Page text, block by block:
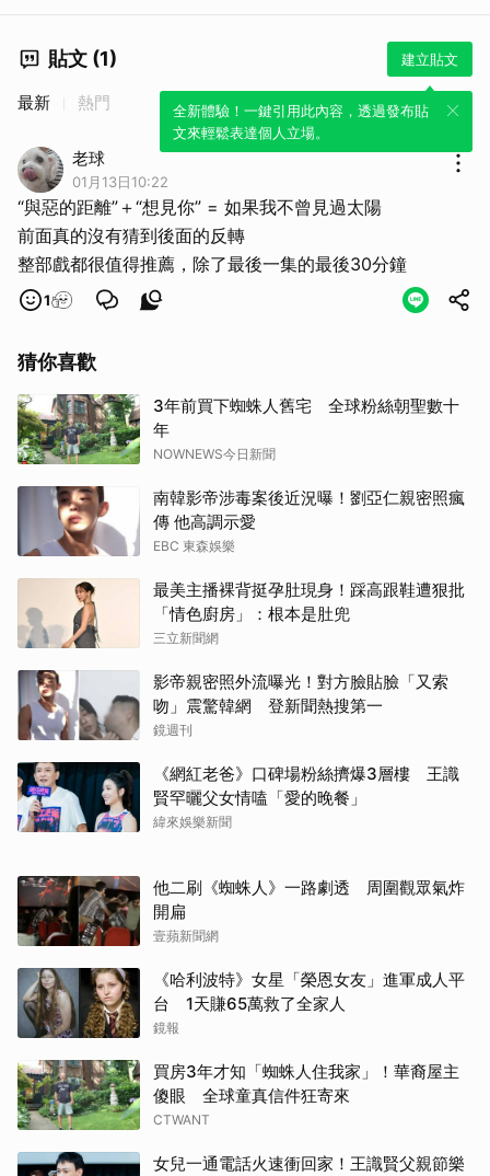
貼文 (1) 建立貼文
全新體驗！一鍵引用此內容，透過發布貼
文來輕鬆表達個人立場。
最新 熱門
老球
01月13日10:22
“與惡的距離”＋“想見你” = 如果我不曾見過太陽
前面真的沒有猜到後面的反轉
整部戲都很值得推薦，除了最後一集的最後30分鐘
1
猜你喜歡
3年前買下蜘蛛人舊宅 全球粉絲朝聖數十
年
NOWNEWS今日新聞
南韓影帝涉毒案後近況曝！劉亞仁親密照瘋
傳 他高調示愛
EBC 東森娛樂
最美主播裸背挺孕肚現身！踩高跟鞋遭狠批
「情色廚房」：根本是肚兜
三立新聞網
影帝親密照外流曝光！對方臉貼臉「又索
吻」震驚韓網 登新聞熱搜第一
鏡週刊
《網紅老爸》口碑場粉絲擠爆3層樓 王識
賢罕曬父女情嗑「愛的晚餐」
緯來娛樂新聞
他二刷《蜘蛛人》一路劇透 周圍觀眾氣炸
開扁
壹蘋新聞網
《哈利波特》女星「榮恩女友」進軍成人平
台 1天賺65萬救了全家人
鏡報
買房3年才知「蜘蛛人住我家」！華裔屋主
傻眼 全球童真信件狂寄來
CTWANT
女兒一通電話火速衝回家！王識賢父親節樂
取消